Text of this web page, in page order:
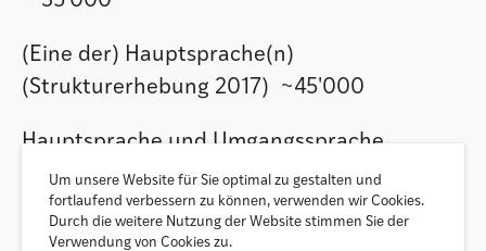
(Eine der) Hauptsprache(n)
(Strukturerhebung 2017) ~45'000
Hauptsprache und Umgangssprache
(Strukturerhebung 2017) ~60'000
Verstandene Sprache (Umfrage RTR 2004)
Um unsere Website für Sie optimal zu gestalten und
fortlaufend verbessern zu können, verwenden wir Cookies.
Durch die weitere Nutzung der Website stimmen Sie der
Verwendung von Cookies zu.